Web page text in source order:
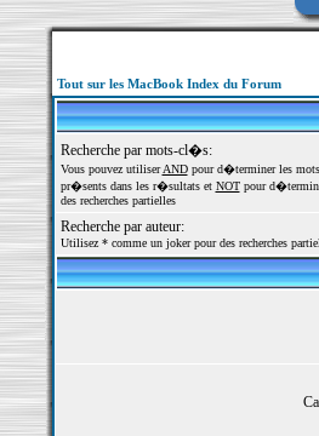
Tout sur les MacBook Index du Forum
Recherche par mots-cl�s:
Vous pouvez utiliserANDpour d�terminer les
pr�sents dans les r�sultats et NOTpour
des recherches partielles
Recherche par auteur:
Utilisez * comme un joker pour des recherches